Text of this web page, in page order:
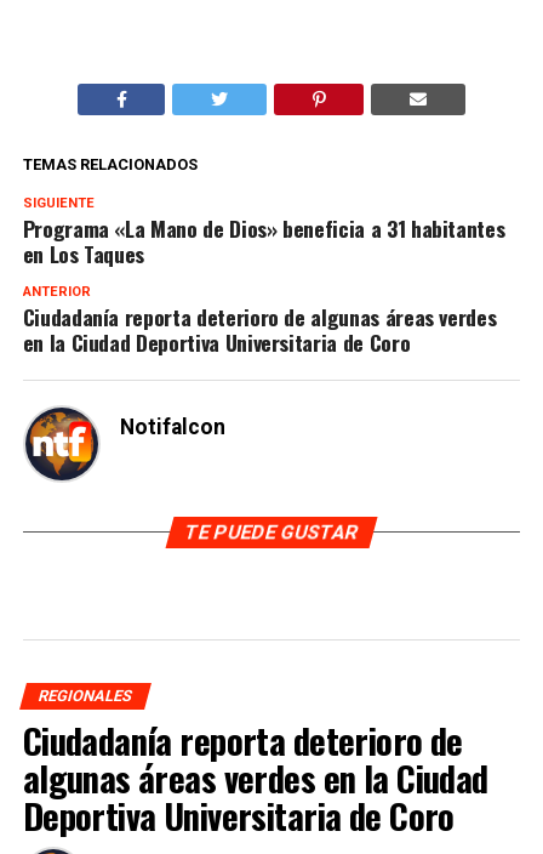
TEMAS RELACIONADOS
SIGUIENTE
Programa «La Mano de Dios» beneficia a 31 habitantes
en Los Taques
ANTERIOR
Ciudadanía reporta deterioro de algunas áreas verdes
en la Ciudad Deportiva Universitaria de Coro
Notifalcon
TE PUEDE GUSTAR
REGIONALES
Ciudadanía reporta deterioro de
algunas áreas verdes en la Ciudad
Deportiva Universitaria de Coro